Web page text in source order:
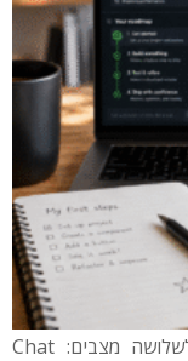
בפנים, אפליקציית ה-Desktop מחולקת לשלושה מצבים: Chat